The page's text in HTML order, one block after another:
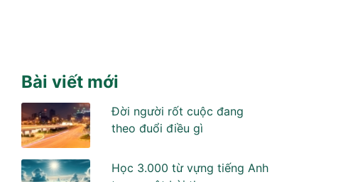
Bài viết mới
Đời người rốt cuộc đang
theo đuổi điều gì
Học 3.000 từ vựng tiếng Anh